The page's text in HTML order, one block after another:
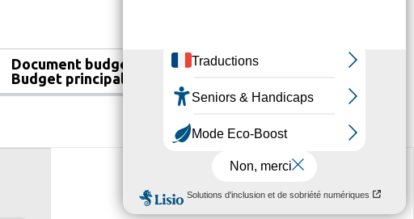
Document budgétaire DM1 2023
Budget principal.pdf
L' agenda